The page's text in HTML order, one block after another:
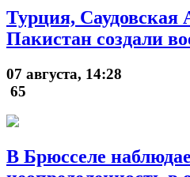
Турция, Саудовская
Пакистан создали
07 августа, 14:28
65
В Брюсселе